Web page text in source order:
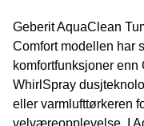
Geberit AquaClean
Comfort modellen har
komfortfunksjoner
WhirlSpray
eller varmlufttørkeren
velværeopplevelse. I